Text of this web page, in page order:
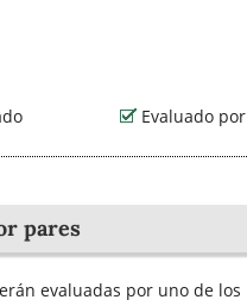
Evaluado
pares
evaluadas por uno de